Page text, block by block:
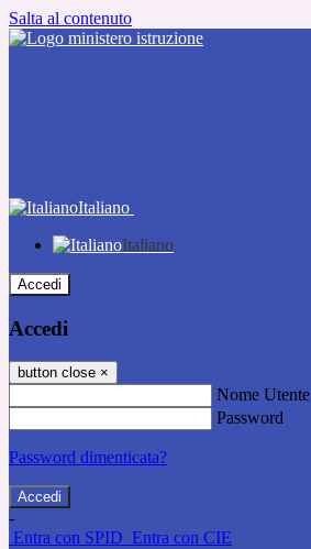
Salta al contenuto
Italiano
Italiano
Accedi
Accedi
button close ×
Nome Utente
Password
Password dimenticata?
-
Entra con SPID Entra con CIE